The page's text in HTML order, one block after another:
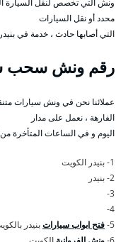
محدد أو نقل السيارات
التي أصابها حادث ، خدمة في
رقم ونش سحب
عملائنا نحن في ونش سيارات
الفارهة ، نعمل على مدار
اليوم و في الساعات المتأخرة
1- بنيدر الكويت
2- بنيدر
3-
4-
5- فتح ابواب سياراتبنيدر